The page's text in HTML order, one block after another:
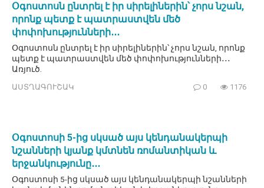
Օգոստոսն ընտրել է իր սիրելիներին՝ չորս նշան,
որոնք պետք է պատրաստվեն մեծ
փոփոխությունների․․․
Օգոստոսն ընտրել է իր սիրելիներին՝ չորս նշան, որոնք
պետք է պատրաստվեն մեծ փոփոխությունների․․․
Առյուծ.
ԱՍՏՂԱԳՈՒՇԱԿ 0 1176
Օգոստոսի 5-ից սկսած այս կենդանակերպի
նշանների կյանք կմտնեն ռոմանտիկան և
երջանկությունը․․․
Օգոստոսի 5-ից սկսած այս կենդանակերպի նշանների